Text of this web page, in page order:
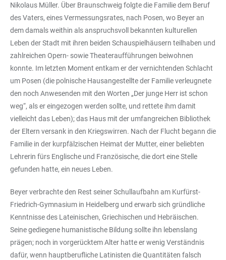
Nikolaus Müller. Über Braunschweig folgte die Familie dem Beruf
des Vaters, eines Vermessungsrates, nach Posen, wo Beyer an
dem damals weithin als anspruchsvoll bekannten kulturellen
Leben der Stadt mit ihren beiden Schauspielhäusern teilhaben und
zahlreichen Opern- sowie Theateraufführungen beiwohnen
konnte. Im letzten Moment entkam er der vernichtenden Schlacht
um Posen (die polnische Hausangestellte der Familie verleugnete
den noch Anwesenden mit den Worten „Der junge Herr ist schon
weg“, als er eingezogen werden sollte, und rettete ihm damit
vielleicht das Leben); das Haus mit der umfangreichen Bibliothek
der Eltern versank in den Kriegswirren. Nach der Flucht begann die
Familie in der kurpfälzischen Heimat der Mutter, einer beliebten
Lehrerin fürs Englische und Französische, die dort eine Stelle
gefunden hatte, ein neues Leben.
Beyer verbrachte den Rest seiner Schullaufbahn am Kurfürst-
Friedrich-Gymnasium in Heidelberg und erwarb sich gründliche
Kenntnisse des Lateinischen, Griechischen und Hebräischen.
Seine gediegene humanistische Bildung sollte ihn lebenslang
prägen; noch in vorgerücktem Alter hatte er wenig Verständnis
dafür, wenn hauptberufliche Latinisten die Quantitäten falsch